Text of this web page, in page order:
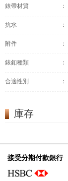
錶帶材質 ：
抗水 ：
附件 ：
錶釦種類 ：
合適性別 ：
庫存
接受分期付款銀行